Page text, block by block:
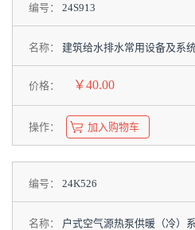
编号： 24S913
名称： 建筑给水排水常用设备及系
价格： ￥40.00
操作： 加入购物车
编号： 24K526
名称： 户式空气源热泵供暖（冷）